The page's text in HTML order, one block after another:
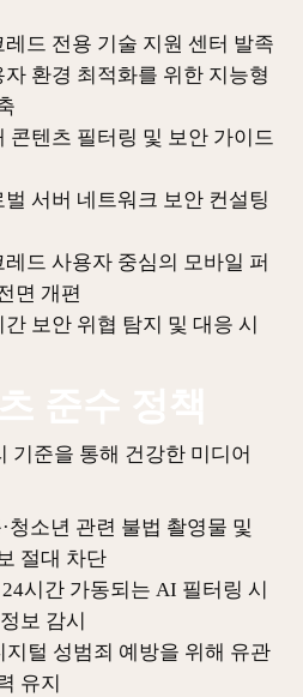
레드 전용 기술 지원 센터 발족
자 환경 최적화를 위한 지능형
콘텐츠 필터링 및 보안 가이드
벌 서버 네트워크 보안 컨설팅
레드 사용자 중심의 모바일 퍼
면 개편
간 보안 위협 탐지 및 대응 시
기준을 통해 건강한 미디어
청소년 관련 불법 촬영물 및
절대 차단
24시간 가동되는 AI 필터링 시
보 감시
지털 성범죄 예방을 위해 유관
유지